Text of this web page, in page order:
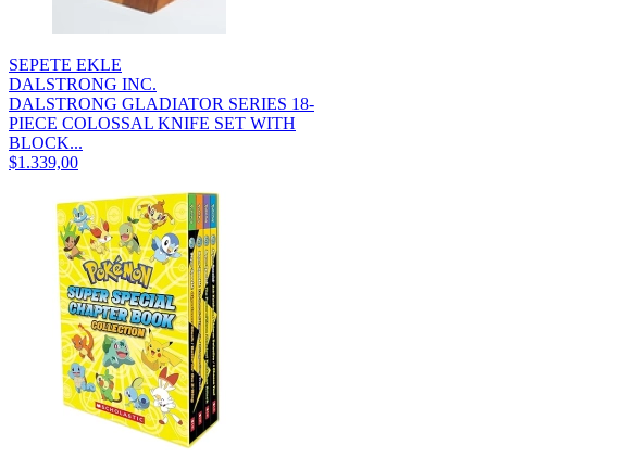
SEPETE EKLE
DALSTRONG INC.
DALSTRONG GLADIATOR SERIES 18-
PIECE COLOSSAL KNIFE SET WITH
BLOCK...
$1.339,00